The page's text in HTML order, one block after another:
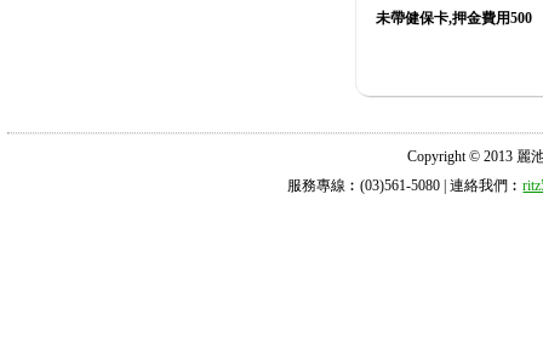
未帶健保卡,押金費用500
Copyright © 2013 麗
服務專線︰(03)561-5080 | 連絡我們︰